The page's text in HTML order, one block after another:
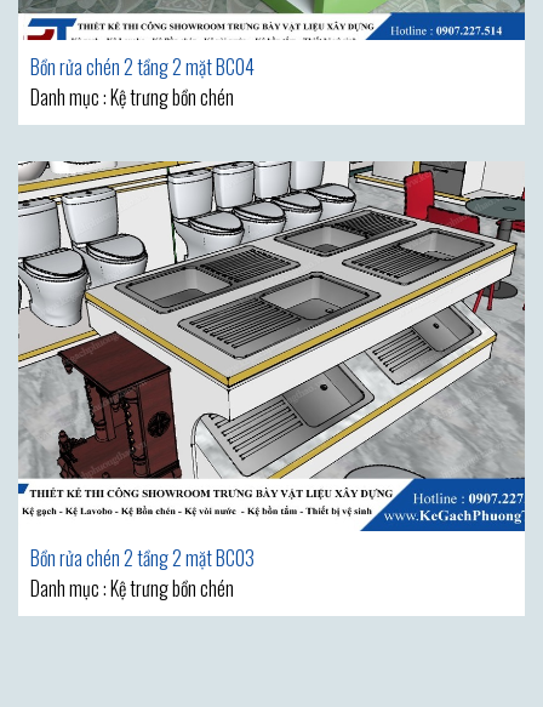
Bồn rửa chén 2 tầng 2 mặt BC04
Danh mục : Kệ trưng bồn chén
Bồn rửa chén 2 tầng 2 mặt BC03
Danh mục : Kệ trưng bồn chén